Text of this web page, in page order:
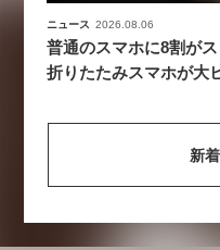
ニュース 2026.08.06
普通のスマホに8割が
折りたたみスマホが大
新